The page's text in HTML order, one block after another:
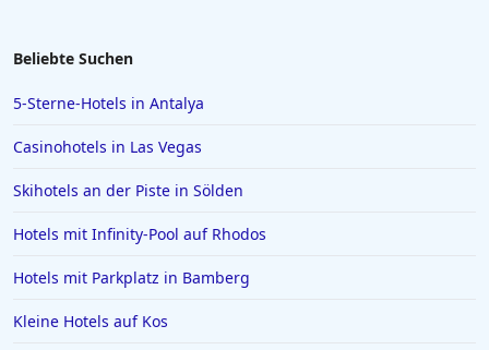
Beliebte Suchen
5-Sterne-Hotels in Antalya
Casinohotels in Las Vegas
Skihotels an der Piste in Sölden
Hotels mit Infinity-Pool auf Rhodos
Hotels mit Parkplatz in Bamberg
Kleine Hotels auf Kos